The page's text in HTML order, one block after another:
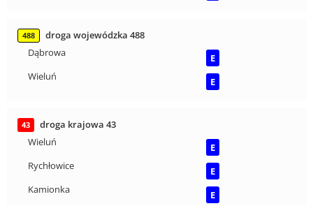
488
droga wojewódzka 488
Dąbrowa
E
Wieluń
E
43
droga krajowa 43
Wieluń
E
Rychłowice
E
Kamionka
E